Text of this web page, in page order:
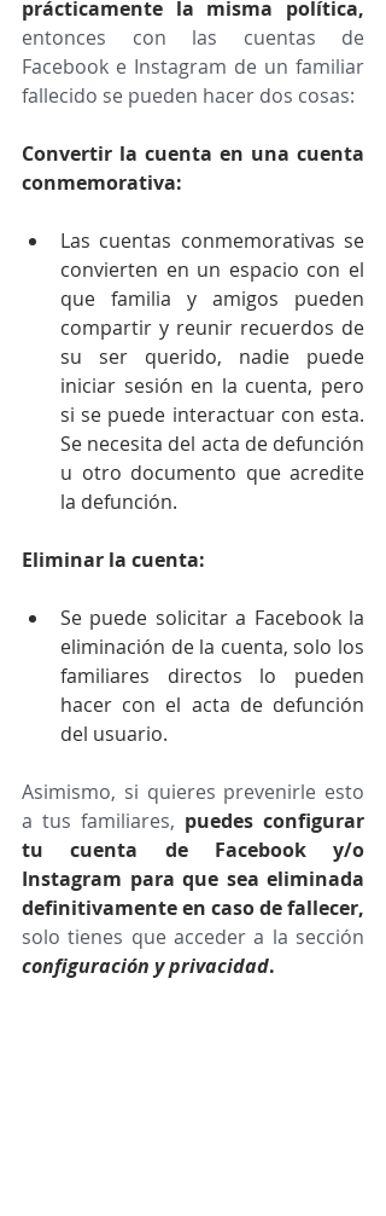
prácticamente la misma política,
entonces con las cuentas de
Facebook e Instagram de un familiar
fallecido se pueden hacer dos cosas:
Convertir la cuenta en una cuenta
conmemorativa:
Las cuentas conmemorativas se
convierten en un espacio con el
que familia y amigos pueden
compartir y reunir recuerdos de
su ser querido, nadie puede
iniciar sesión en la cuenta, pero
si se puede interactuar con esta.
Se necesita del acta de defunción
u otro documento que acredite
la defunción.
Eliminar la cuenta:
Se puede solicitar a Facebook la
eliminación de la cuenta, solo los
familiares directos lo pueden
hacer con el acta de defunción
del usuario.
Asimismo, si quieres prevenirle esto
a tus familiares, puedes configurar
tu cuenta de Facebook y/o
Instagram para que sea eliminada
definitivamente en caso de fallecer,
configuración y privacidad.